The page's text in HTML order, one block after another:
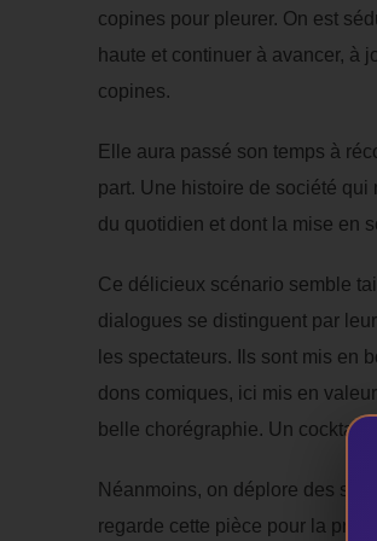
copines pour pleurer. On est
haute et continuer à avancer, à
copines.
Elle aura passé son temps à
part. Une histoire de société
du quotidien et dont la mise en
Ce délicieux scénario semble
dialogues se distinguent par
les spectateurs. Ils sont mis en
dons comiques, ici mis en
belle chorégraphie. Un cocktail
Néanmoins, on déplore des
regarde cette pièce pour la